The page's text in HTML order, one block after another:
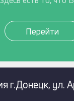
Перейти
г.Донецк, ул.